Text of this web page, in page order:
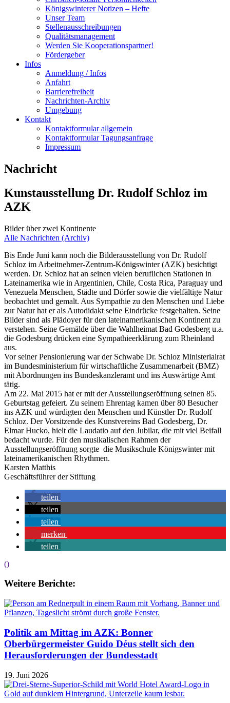
Königswinterer Notizen – Hefte
Unser Team
Stellenausschreibungen
Qualitätsmanagement
Werden Sie Kooperationspartner!
Fördergeber
Infos
Anmeldung / Infos
Anfahrt
Barrierefreiheit
Nachrichten-Archiv
Umgebung
Kontakt
Kontaktformular allgemein
Kontaktformular Tagungsanfrage
Impressum
Nachricht
Kunstausstellung Dr. Rudolf Schloz im
AZK
Bilder über zwei Kontinente
Alle Nachrichten (Archiv)
Bis Ende Juni kann noch die Bilderausstellung von Dr. Rudolf
Schloz im Arbeitnehmer-Zentrum-Königswinter (AZK) besichtigt
werden. Dr. Schloz hat an seinen vielen beruflichen Stationen in
Lateinamerika wie in Argentinien, Chile, Costa Rica, Paraguay und
Venezuela Menschen, Städte und Dörfer sowie die vielfältige Natur
beobachtet und gemalt. Aus Sympathie zu den Menschen und Liebe
zur Natur hat er als Autodidakt seine Eindrücke festgehalten. Seine
Bilder sind als Plädoyer für den lateinamerikanischen Kontinent zu
verstehen. Seine Gemälde über die Wahlheimat Bad Godesberg u.a.
die Godesburg drücken eine Sympathieerklärung zum Rheinland
aus.
Vor seiner Pensionierung war der Schwabe Dr. Schloz Ministerialrat
im Bundesministerium für wirtschaftliche Zusammenarbeit (BMZ)
mit Abordnungen ins Bundeskanzleramt und ins Auswärtige Amt
tätig.
Am 22. Mai 2015 hat er mit der Ausstellungseröffnung seinen 85.
Geburtstag gefeiert. Zu seinem Ehrentag kamen über 80 Besucher
ins AZK und würdigten den Menschen und Künstler Dr. Rudolf
Schloz. Der Vorsitzende des Kunstvereins Bad Godesberg, Dr.
Elmar Hucko, hielt die Laudatio auf den Jubilar, die mit viel Beifall
bedacht wurde. Für den musikalischen Rahmen der
Ausstellungseröffnung sorgte die Musikschule Königswinter mit
lateinamerikanischen Rhythmen.
Karsten Matthis
Geschäftsführer der Stiftung
teilen
teilen
teilen
merken
teilen
()
Weitere Berichte:
Politik am Mittag im AZK: Bonner
Oberbürgermeister Guido Déus stellt sich den
Herausforderungen der Bundesstadt
19. Juni 2026